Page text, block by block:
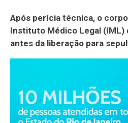
Após perícia técnica, o
Instituto Médico Legal (IML)
antes da liberação para